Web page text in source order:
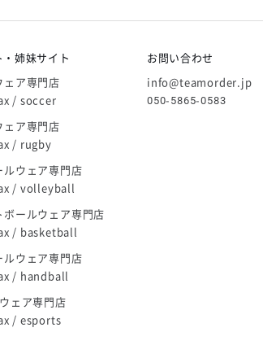
・姉妹サイト
ェア専門店
/ soccer
ェア専門店
/ rugby
ルウェア専門店
/ volleyball
ボールウェア専門店
/ basketball
ルウェア専門店
/ handball
ェア専門店
/ esports
お問い合わせ
info@teamorder.jp
050-5865-0583